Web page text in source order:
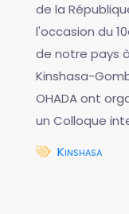
de la
l'occasion du
de notre pays
Kinshasa-
OHADA ont
un Colloque
Kinshasa